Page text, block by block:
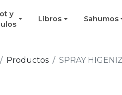
y
Libros Sahumos
Productos SPRAY